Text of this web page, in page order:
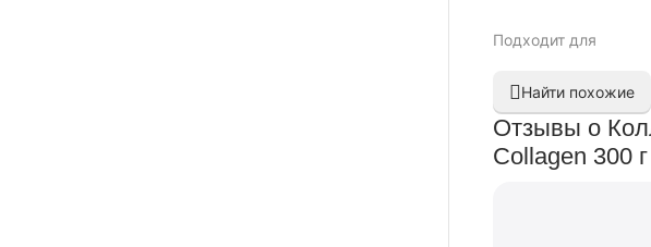
Подходит для
Найти похожие
Отзывы о
Collagen 300 г